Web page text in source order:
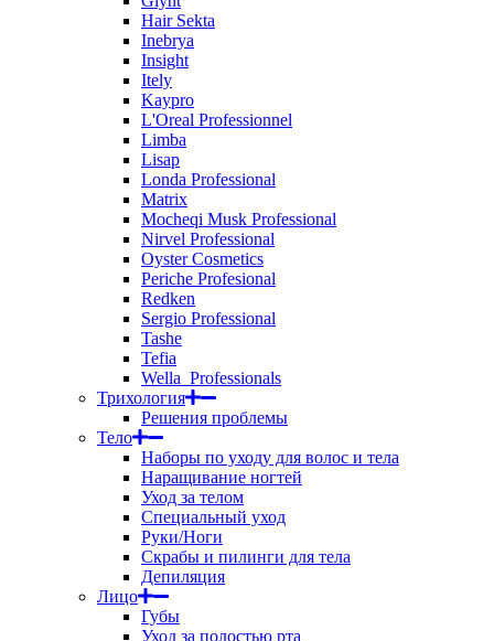
Hair Sekta
Inebrya
Insight
Itely
Kaypro
L'Oreal Professionnel
Limba
Lisap
Londa Professional
Matrix
Mocheqi Musk Professional
Nirvel Professional
Oyster Cosmetics
Periche Profesional
Redken
Sergio Professional
Tashe
Tefia
Wella_Professionals
Трихология
Решения проблемы
Тело
Наборы по уходу для волос и тела
Наращивание ногтей
Уход за телом
Специальный уход
Руки/Ноги
Скрабы и пилинги для тела
Депиляция
Лицо
Губы
Уход за полостью рта